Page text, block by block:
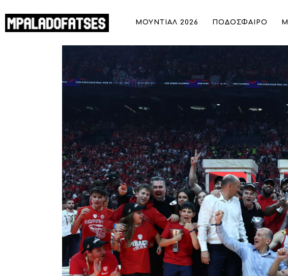
ΜΟΥΝΤΙΑΛ 2026 ΠΟΔΟΣΦΑΙΡΟ
Ολυμπιακός: Υψώνει το λάβαρο για το τέταρτο
ΜΟΥΝΤΙΑΛ 2026
BEYOND SPORTS
ΑΦΙΕΡΩΜΑΤΑ
MEET THE TEAM